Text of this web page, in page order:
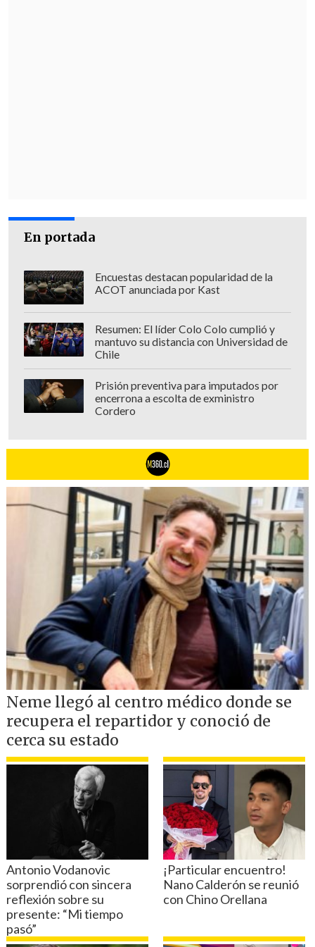
En portada
Encuestas destacan popularidad de la
ACOT anunciada por Kast
Resumen: El líder Colo Colo cumplió y
mantuvo su distancia con Universidad de
Chile
Prisión preventiva para imputados por
encerrona a escolta de exministro
Cordero